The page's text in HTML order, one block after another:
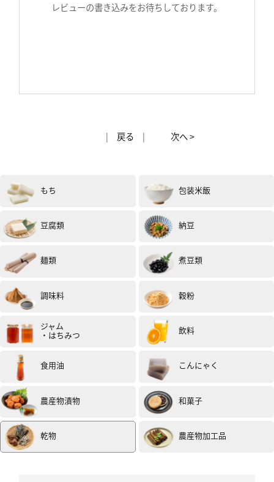
レビューの書き込みをお待ちしております。
| 戻る | 次へ >
もち 包装米飯
豆腐類 納豆
麺類 煮豆類
調味料 穀粉
ジャム
・はちみつ 飲料
食用油 こんにゃく
農産物漬物 和菓子
乾物 農産物加工品